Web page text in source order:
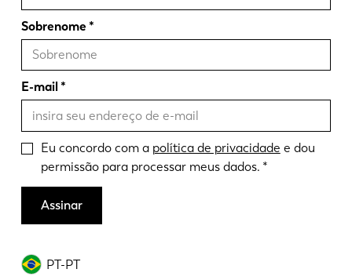
PT-PT
Sobrenome
E-mail
Eu concordo com a política de privacidade e dou
permissão para processar meus dados.
Assinar